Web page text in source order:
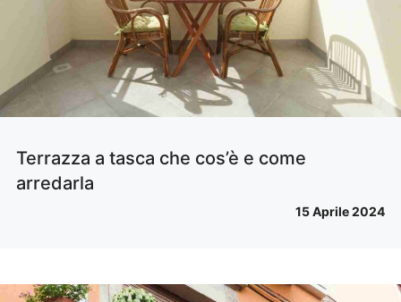
Terrazza a tasca che cos’è e come
arredarla
15 Aprile 2024